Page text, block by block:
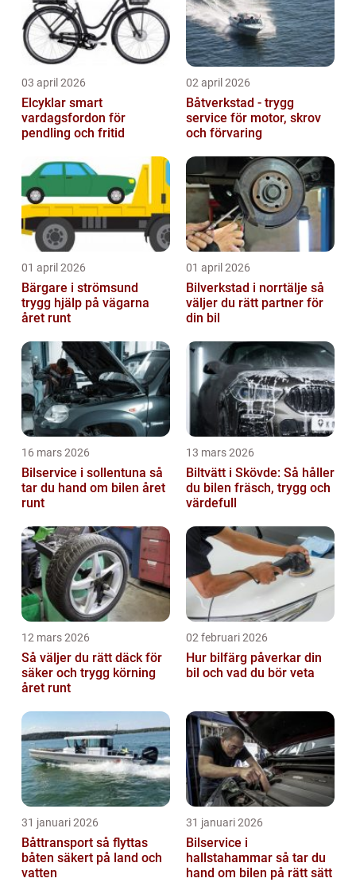
03 april 2026
Elcyklar smart
vardagsfordon för
pendling och fritid
02 april 2026
Båtverkstad - trygg
service för motor, skrov
och förvaring
01 april 2026
Bärgare i strömsund
trygg hjälp på vägarna
året runt
01 april 2026
Bilverkstad i norrtälje så
väljer du rätt partner för
din bil
16 mars 2026
Bilservice i sollentuna så
tar du hand om bilen året
runt
13 mars 2026
Biltvätt i Skövde: Så håller
du bilen fräsch, trygg och
värdefull
12 mars 2026
Så väljer du rätt däck för
säker och trygg körning
året runt
02 februari 2026
Hur bilfärg påverkar din
bil och vad du bör veta
31 januari 2026
Båttransport så flyttas
båten säkert på land och
vatten
31 januari 2026
Bilservice i
hallstahammar så tar du
hand om bilen på rätt sätt